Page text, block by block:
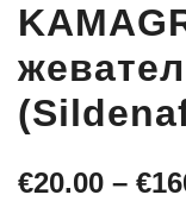
€20.00 – €